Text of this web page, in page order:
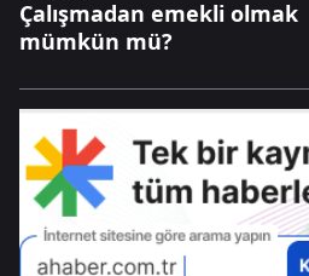
Çalışmadan emekli olmak
mümkün mü?